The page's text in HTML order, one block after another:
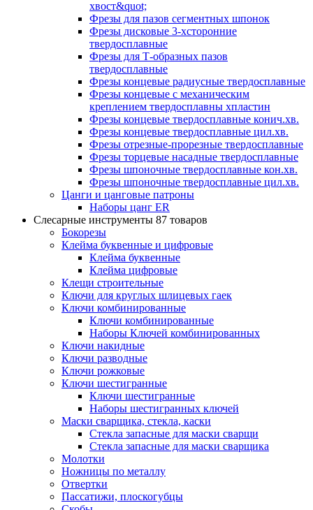
хвост&quot;
Фрезы для пазов сегментных шпонок
Фрезы дисковые 3-хсторонние
твердосплавные
Фрезы для Т-образных пазов
твердосплавные
Фрезы концевые радиусные твердосплавные
Фрезы концевые с механическим
креплением твердосплавны хпластин
Фрезы концевые твердосплавные конич.хв.
Фрезы концевые твердосплавные цил.хв.
Фрезы отрезные-прорезные твердосплавные
Фрезы торцевые насадные твердосплавные
Фрезы шпоночные твердосплавные кон.хв.
Фрезы шпоночные твердосплавные цил.хв.
Цанги и цанговые патроны
Наборы цанг ER
Слесарные инструменты 87 товаров
Бокорезы
Клейма буквенные и цифровые
Клейма буквенные
Клейма цифровые
Клещи строительные
Ключи для круглых шлицевых гаек
Ключи комбинированные
Ключи комбинированные
Наборы Ключей комбинированных
Ключи накидные
Ключи разводные
Ключи рожковые
Ключи шестигранные
Ключи шестигранные
Наборы шестигранных ключей
Маски сварщика, стекла, каски
Стекла запасные для маски сварщи
Стекла запасные для маски сварщика
Молотки
Ножницы по металлу
Отвертки
Пассатижи, плоскогубцы